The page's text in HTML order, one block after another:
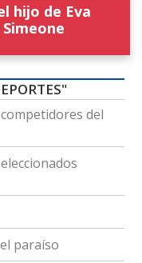
hijo de Eva
del
paraíso